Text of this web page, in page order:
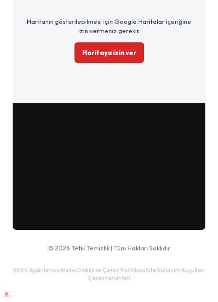
Haritanın gösterilebilmesi için Google Haritalar içeriğine
izin vermeniz gerekir.
Haritaya izin ver
© 2026 Tetik Temizlik | Tüm Hakları Saklıdır
KVKK Aydınlatma MetniGizlilik ve Çerez PolitikasıSite Kullanım Koşulları
Çerez tercihleri
✕